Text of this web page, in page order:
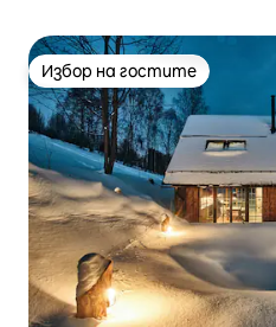
Избор на гостите
Избор на гостите